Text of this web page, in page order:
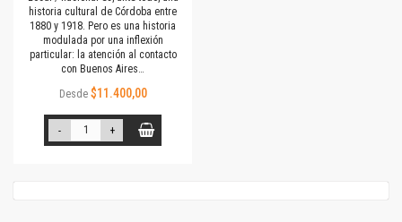
historia cultural de Córdoba entre
1880 y 1918. Pero es una historia
modulada por una inflexión
particular: la atención al contacto
con Buenos Aires…
Desde $11.400,00
- +